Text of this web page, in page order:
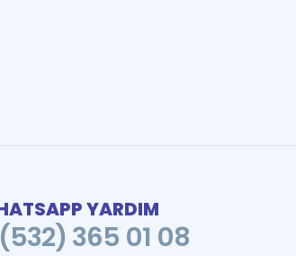
YARDIM
365 01 08